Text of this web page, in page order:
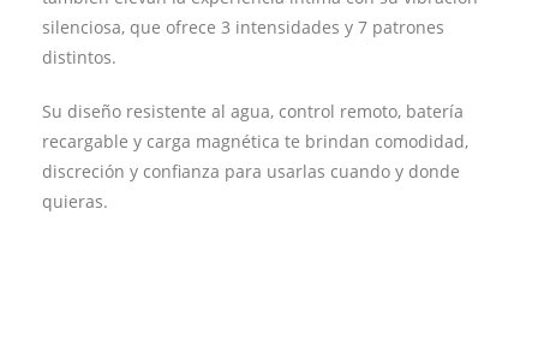
silenciosa, que ofrece 3 intensidades y 7 patrones
distintos.
Su diseño resistente al agua, control remoto, batería
recargable y carga magnética te brindan comodidad,
discreción y confianza para usarlas cuando y donde
quieras.